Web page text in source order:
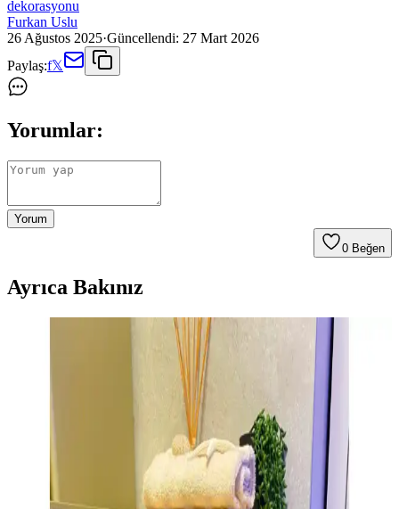
dekorasyonu
Furkan Uslu
26 Ağustos 2025·Güncellendi: 27 Mart 2026
Paylaş:f𝕏
Yorumlar:
Yorum
0 Beğen
Ayrıca Bakınız
Misda Store 3 Katlı Üçgen Krom Metal Banyo
Köşelikleri Modern ve Dayanıklı Tasarım
Misda Store'un 3 katlı üçgen krom metal banyo köşelikleri, şık ve
dayanıklı tasarımıyla banyo alanlarınızı düzenli ve modern hale
Sas 5'li Plastik Banyo Seti: Estetik ve
Fonksiyonelliği Bir Arada Sunan Modern Çözüm